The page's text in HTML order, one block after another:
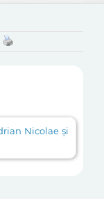
Nicolae și